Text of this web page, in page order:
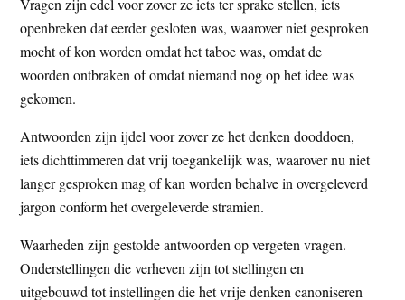
openbreken dat eerder gesloten was, waarover niet gesproken
mocht of kon worden omdat het taboe was, omdat de
woorden ontbraken of omdat niemand nog op het idee was
gekomen.
Antwoorden zijn ijdel voor zover ze het denken dooddoen,
iets dichttimmeren dat vrij toegankelijk was, waarover nu niet
langer gesproken mag of kan worden behalve in overgeleverd
jargon conform het overgeleverde stramien.
Waarheden zijn gestolde antwoorden op vergeten vragen.
Onderstellingen die verheven zijn tot stellingen en
uitgebouwd tot instellingen die het vrije denken canoniseren